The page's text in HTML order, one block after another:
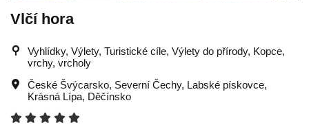
Vlčí hora
Vyhlídky, Výlety, Turistické cíle, Výlety do přírody, Kopce,
vrchy, vrcholy
České Švýcarsko, Severní Čechy, Labské pískovce,
Krásná Lípa, Děčínsko